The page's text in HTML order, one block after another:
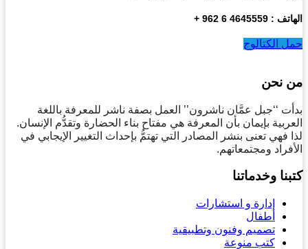
6 962 +
الكتالوج
نحن
‘‘جبل عمَّان ناشرون’’ العمل بصفة ناشر للمعرفة باللغة
بإيمان بأن المعرفة هي مفتاح بناء الحضارة وتقدُّم الإنسان.
فهي تعنى بنشر المصادر التي تهتمُّ بإحداث التغيير الإيجابي في
ومجتمعاتهم.
وخدماتنا
إدارة و استشارات
أطفال
تصميم وفنون وتطبيقية
كتب منوعة